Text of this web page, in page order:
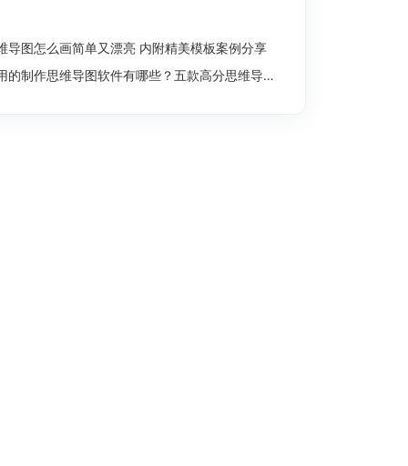
导图怎么画简单又漂亮 内附精美模板案例分享
的制作思维导图软件有哪些？五款高分思维导图工具盘点